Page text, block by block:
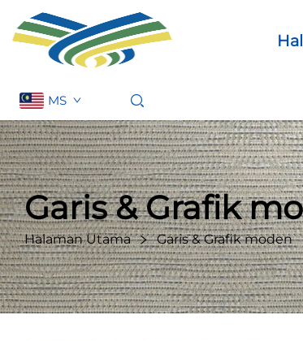
MS
Garis & Grafik
Halaman Utama Garis & Grafik moden